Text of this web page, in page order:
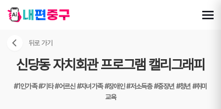
뒤로 가기
신당동 자치회관 프로그램 캘리그래피
#1인가족#기타#어르신#자녀가족#장애인#저소득층#중장년#청년#취미
교육